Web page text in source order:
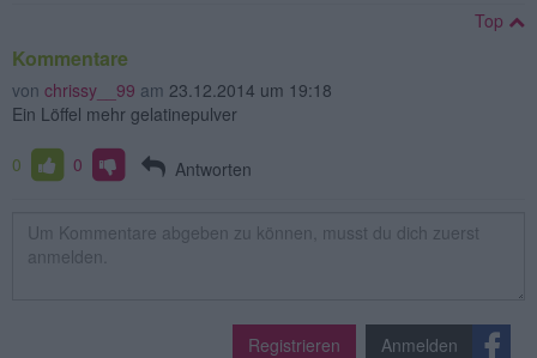
Top
Kommentare
von chrissy__99 am 23.12.2014 um 19:18
Ein Löffel mehr gelatinepulver
0 0 Antworten
Registrieren Anmelden